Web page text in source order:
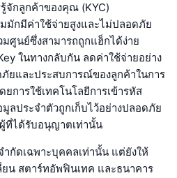
จักลูกค้าของคุณ (KYC)
มักมีค่าใช้จ่ายสูงและไม่ปลอดภัย
ศูนย์ซึ่งสามารถถูกแฮ็กได้ง่าย
ในทางกลับกัน ลดค่าใช้จ่ายอย่าง
ยและประสบการณ์ของลูกค้าในการ
การใช้เทคโนโลยีการเข้ารหัส
ลประจำตัวถูกเก็บไว้อย่างปลอดภัย
ผู้ที่ได้รับอนุญาตเท่านั้น
กัดเฉพาะบุคคลเท่านั้น แต่ยังให้
น สตาร์ทอัพฟินเทค และธนาคาร